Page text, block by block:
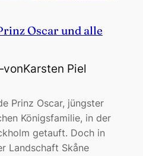
Oscar und alle
vonKarsten Piel
Prinz Oscar, jüngster
Königsfamilie, in der
getauft. Doch in
Landschaft Skåne